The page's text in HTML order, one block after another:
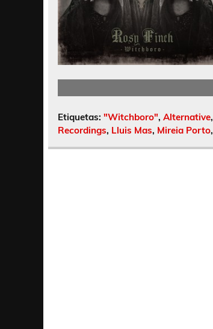
Etiquetas: "Witchboro", Alternative,
Recordings, Lluis Mas, Mireia Porto,